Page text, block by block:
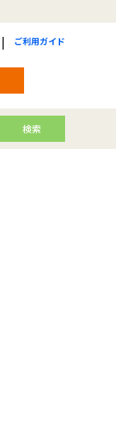
ご利用ガイド
検索